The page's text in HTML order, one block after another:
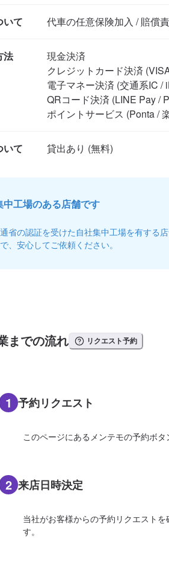
いて 代車の任意保険加入 / 賠償
法
現金決済
クレジットカード決済
電子マネー決済 (交通系IC /
QRコード決済 (LINE Pay /
ポイントサービス (Ponta /
いて
中工場のある店舗です
省の認証を受けた自社集中工場を有する
、安心してご依頼ください。
までの流れ リクエスト予約
1 予約リクエスト
このページにあるメンテモの予約ボ
2 来店日時決定
当社がお客様からの予約リクエスト
す。